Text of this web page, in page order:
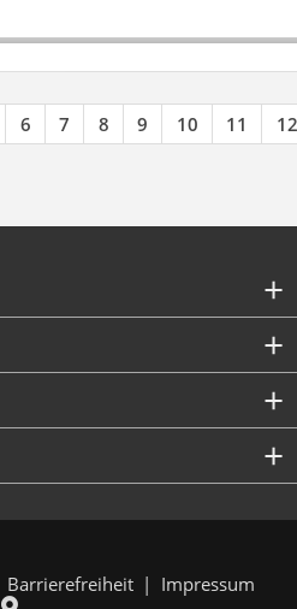
6 7 8 9 10 11 12
Barrierefreiheit Impressum